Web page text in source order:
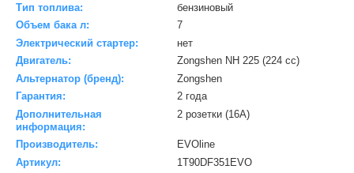
Тип топлива:
бензиновый
Объем бака л:
7
Электрический стартер:
нет
Двигатель:
Zongshen NH 225 (224 cc)
Альтернатор (бренд):
Zongshen
Гарантия:
2 года
Дополнительная
информация:
2 розетки (16A)
Производитель:
EVOline
Артикул:
1T90DF351EVO